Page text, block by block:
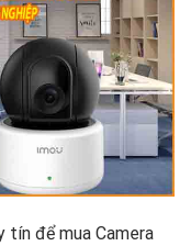
tín để mua Camera